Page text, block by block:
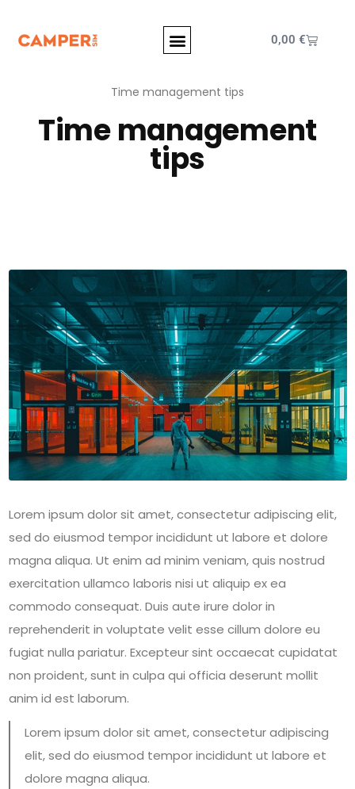
0,00 €
Time management tips
Time management
tips
Lorem ipsum dolor sit amet, consectetur adipiscing elit,
sed do eiusmod tempor incididunt ut labore et dolore
magna aliqua. Ut enim ad minim veniam, quis nostrud
exercitation ullamco laboris nisi ut aliquip ex ea
commodo consequat. Duis aute irure dolor in
reprehenderit in voluptate velit esse cillum dolore eu
fugiat nulla pariatur. Excepteur sint occaecat cupidatat
non proident, sunt in culpa qui officia deserunt mollit
anim id est laborum.
Lorem ipsum dolor sit amet, consectetur adipiscing
elit, sed do eiusmod tempor incididunt ut labore et
dolore magna aliqua.